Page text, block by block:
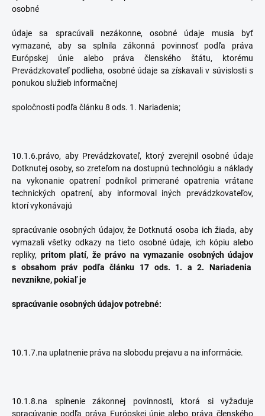
osobné
údaje sa spracúvali nezákonne, osobné údaje musia byť
vymazané, aby sa splnila zákonná povinnosť podľa práva
Európskej únie alebo práva členského štátu, ktorému
Prevádzkovateľ podlieha, osobné údaje sa získavali v súvislosti s
ponukou služieb informačnej
spoločnosti podľa článku 8 ods. 1. Nariadenia;
10.1.6.právo, aby Prevádzkovateľ, ktorý zverejnil osobné údaje
Dotknutej osoby, so zreteľom na dostupnú technológiu a náklady
na vykonanie opatrení podnikol primerané opatrenia vrátane
technických opatrení, aby informoval iných prevádzkovateľov,
ktorí vykonávajú
spracúvanie osobných údajov, že Dotknutá osoba ich žiada, aby
vymazali všetky odkazy na tieto osobné údaje, ich kópiu alebo
repliky, pritom platí, že právo na vymazanie osobných údajov
s obsahom práv podľa článku 17 ods. 1. a 2. Nariadenia
nevznikne, pokiaľ je
spracúvanie osobných údajov potrebné:
10.1.7.na uplatnenie práva na slobodu prejavu a na informácie.
10.1.8.na splnenie zákonnej povinnosti, ktorá si vyžaduje
spracúvanie podľa práva Európskej únie alebo práva členského